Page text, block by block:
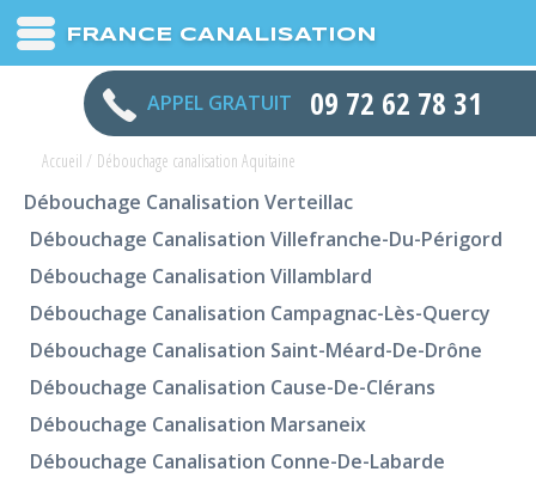
FRANCE CANALISATION
APPEL GRATUIT 09 72 62 78 31
Accueil / Débouchage canalisation Aquitaine
Débouchage Canalisation Verteillac
Débouchage Canalisation Villefranche-Du-Périgord
Débouchage Canalisation Villamblard
Débouchage Canalisation Campagnac-Lès-Quercy
Débouchage Canalisation Saint-Méard-De-Drône
Débouchage Canalisation Cause-De-Clérans
Débouchage Canalisation Marsaneix
Débouchage Canalisation Conne-De-Labarde